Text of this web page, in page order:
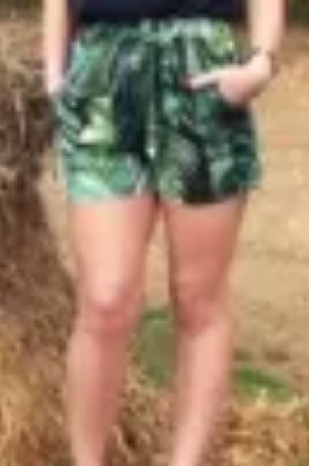
Profitez d'un essai 24h pour seulement 2€ !
Découvrir !
Basculer
la
navigation
CONTRIBUTION À PROPOS
Vous aimez ? 3 497 vues